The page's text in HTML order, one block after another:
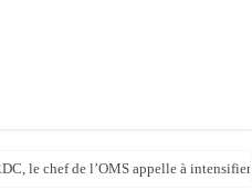
le chef de l’OMS appelle à